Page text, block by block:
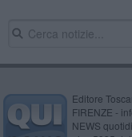
Editore
FIRENZE -
NEWS